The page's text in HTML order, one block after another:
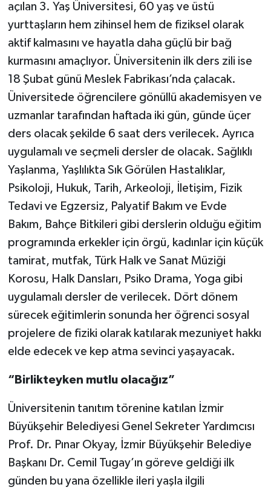
açılan 3. Yaş Üniversitesi, 60 yaş ve üstü
yurttaşların hem zihinsel hem de fiziksel olarak
aktif kalmasını ve hayatla daha güçlü bir bağ
kurmasını amaçlıyor. Üniversitenin ilk ders zili ise
18 Şubat günü Meslek Fabrikası’nda çalacak.
Üniversitede öğrencilere gönüllü akademisyen ve
uzmanlar tarafından haftada iki gün, günde üçer
ders olacak şekilde 6 saat ders verilecek. Ayrıca
uygulamalı ve seçmeli dersler de olacak. Sağlıklı
Yaşlanma, Yaşlılıkta Sık Görülen Hastalıklar,
Psikoloji, Hukuk, Tarih, Arkeoloji, İletişim, Fizik
Tedavi ve Egzersiz, Palyatif Bakım ve Evde
Bakım, Bahçe Bitkileri gibi derslerin olduğu eğitim
programında erkekler için örgü, kadınlar için küçük
tamirat, mutfak, Türk Halk ve Sanat Müziği
Korosu, Halk Dansları, Psiko Drama, Yoga gibi
uygulamalı dersler de verilecek. Dört dönem
sürecek eğitimlerin sonunda her öğrenci sosyal
projelere de fiziki olarak katılarak mezuniyet hakkı
elde edecek ve kep atma sevinci yaşayacak.
“Birlikteyken mutlu olacağız”
Üniversitenin tanıtım törenine katılan İzmir
Büyükşehir Belediyesi Genel Sekreter Yardımcısı
Prof. Dr. Pınar Okyay, İzmir Büyükşehir Belediye
Başkanı Dr. Cemil Tugay’ın göreve geldiği ilk
günden bu yana özellikle ileri yaşla ilgili